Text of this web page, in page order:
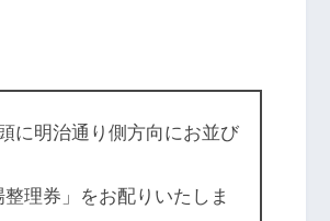
に明治通り側方向にお並び
理券」をお配りいたしま